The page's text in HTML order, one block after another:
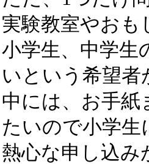
実験教室やおも
小学生、中学生
いという希望
中には、お手
たいので小学
熱心な申し込み